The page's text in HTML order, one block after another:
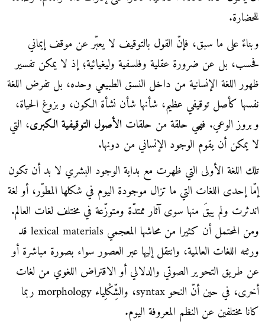
للحضارة.
وبناءً على ما سبق، فإنّ القول بالتوقيف لا يعبّر عن موقف إيماني
فحسب، بل عن ضرورة عقلية وفلسفية وليغيائية؛ إذ لا يمكن تفسير
ظهور اللغة الإنسانية من داخل النسق الطبيعي وحده، بل تفرض اللغة
نفسها كأصل توقيفي عظيم، شأنها شأن نشأة الكون، وبزوغ الحياة،
وبروز الوعي. فهي حلقة من حلقات الأصول التوقيفية الكبرى، التي
لا يمكن أن يقوم الوجود الإنساني من دونها.
تلك اللغة الأولى التي ظهرت مع بداية الوجود البشري لا بد أن تكون
إمّا إحدى اللغات التي ما تزال موجودة اليوم في شكلها المطوّر، أو لغة
اندثرت ولم يبقَ منها سوى آثار ممتدّة ومتوزّعة في مختلف لغات العالم.
ومن المحتمل أن كثيرا من محاشها المعجمي lexical materials قد
ورثته اللغات العالمية، وانتقل إليها عبر العصور سواء بصورة مباشرة أو
عن طريق التحوير الصوتي والدلالي أو الاقتراض اللغوي من لغات
أخرى، في حين أنّ النحو syntax، والشِّكْلِياء morphology ربما
كانا مختلفين عن النظم المعروفة اليوم.